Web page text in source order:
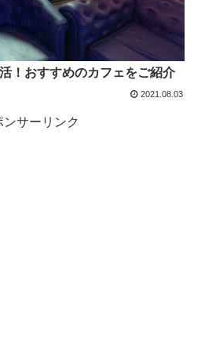
！おすすめのカフェをご紹介
2021.08.03
ンサーリンク